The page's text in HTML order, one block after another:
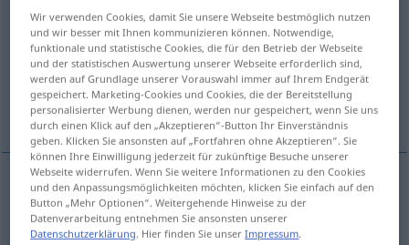
Szenef <Szene;-n>
Übersicht aller Übersetzungen
(Für mehr Details die Übersetzung anklicken/antippen)
scena, prizor, pozornica
scena Szene Anblick, Dramenteil
Wir verwenden Cookies, damit Sie unsere Webseite bestmöglich nutzen
und wir besser mit Ihnen kommunizieren können. Notwendige,
funktionale und statistische Cookies, die für den Betrieb der Webseite
und der statistischen Auswertung unserer Webseite erforderlich sind,
werden auf Grundlage unserer Vorauswahl immer auf Ihrem Endgerät
gespeichert. Marketing-Cookies und Cookies, die der Bereitstellung
personalisierter Werbung dienen, werden nur gespeichert, wenn Sie uns
durch einen Klick auf den „Akzeptieren“-Button Ihr Einverständnis
geben. Klicken Sie ansonsten auf „Fortfahren ohne Akzeptieren“. Sie
können Ihre Einwilligung jederzeit für zukünftige Besuche unserer
Webseite widerrufen. Wenn Sie weitere Informationen zu den Cookies
und den Anpassungsmöglichkeiten möchten, klicken Sie einfach auf den
Button „Mehr Optionen“. Weitergehende Hinweise zu der
Datenverarbeitung entnehmen Sie ansonsten unserer
Datenschutzerklärung. Hier finden Sie unserImpressum.